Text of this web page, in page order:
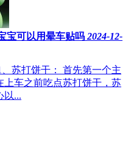
宝可以用晕车贴吗 2024-12-
苏打饼干： 首先第一个主
车之前吃点苏打饼干，苏
以...